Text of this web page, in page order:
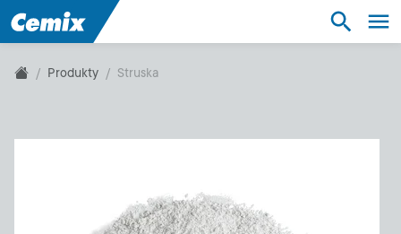
Udržitelnost
Produkty Struska